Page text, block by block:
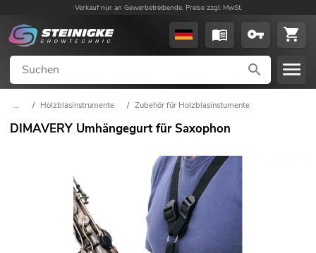
Verkauf nur an Gewerbetreibende. Preise zzgl. MwSt.
... / Holzblasinstrumente / Zubehör für Holzblasinstumente
DIMAVERY Umhängegurt für Saxophon